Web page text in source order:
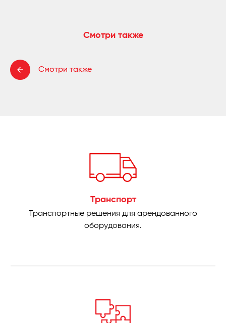
Смотри также
Смотри также
Транспорт
Транспортные решения для арендованного
оборудования.